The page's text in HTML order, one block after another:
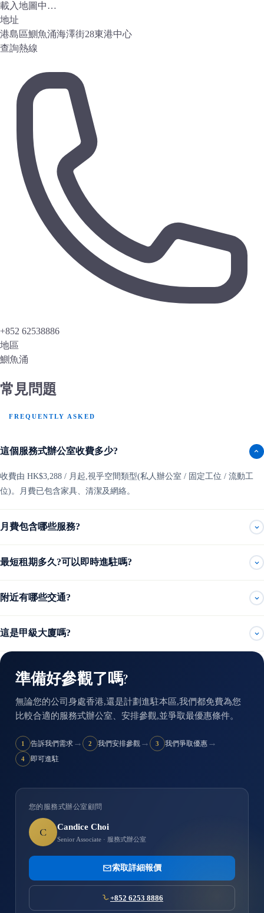
載入地圖中…
地址
港島區鰂魚涌海澤街28東港中心
查詢熱線
+852 62538886
地區
鰂魚涌
常見問題
FREQUENTLY ASKED
這個服務式辦公室收費多少?
收費由 HK$3,288 / 月起,視乎空間類型(私人辦公室 / 固定工位 / 流動工
位)。月費已包含家具、清潔及網絡。
月費包含哪些服務?
最短租期多久?可以即時進駐嗎?
附近有哪些交通?
這是甲級大廈嗎?
準備好參觀了嗎?
無論您的公司身處香港,還是計劃進駐本區,我們都免費為您
比較合適的服務式辦公室、安排參觀,並爭取最優惠條件。
1 告訴我們需求 → 2 我們安排參觀 → 3 我們爭取優惠 →
4 即可進駐
您的服務式辦公室顧問
C Candice Choi
Senior Associate · 服務式辦公室
索取詳細報價
+852 6253 8886